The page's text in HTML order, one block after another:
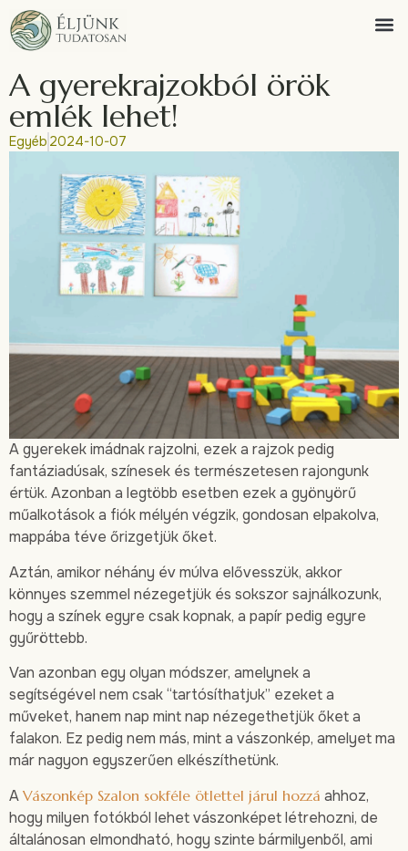
A gyerekrajzokból örök
emlék lehet!
Egyéb 2024-10-07
A gyerekek imádnak rajzolni, ezek a rajzok pedig
fantáziadúsak, színesek és természetesen rajongunk
értük. Azonban a legtöbb esetben ezek a gyönyörű
műalkotások a fiók mélyén végzik, gondosan elpakolva,
mappába téve őrizgetjük őket.
Aztán, amikor néhány év múlva elővesszük, akkor
könnyes szemmel nézegetjük és sokszor sajnálkozunk,
hogy a színek egyre csak kopnak, a papír pedig egyre
gyűröttebb.
Van azonban egy olyan módszer, amelynek a
segítségével nem csak “tartósíthatjuk” ezeket a
műveket, hanem nap mint nap nézegethetjük őket a
falakon. Ez pedig nem más, mint a vászonkép, amelyet ma
már nagyon egyszerűen elkészíthetünk.
A Vászonkép Szalon sokféle ötlettel járul hozzá ahhoz,
hogy milyen fotókból lehet vászonképet létrehozni, de
általánosan elmondható, hogy szinte bármilyenből, ami